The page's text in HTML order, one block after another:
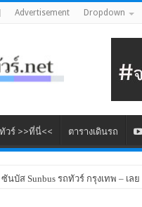
Advertisement Dropdown
วร์ >>ที่นี่<< ตารางเดินรถ
ซันบัส Sunbus รถทัวร์ กรุงเทพ – เลย